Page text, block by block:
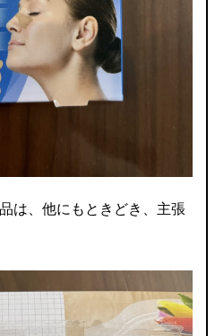
は、他にもときどき、主張